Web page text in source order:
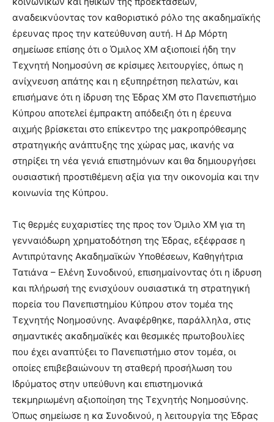
αναδεικνύοντας τον καθοριστικό ρόλο της ακαδημαϊκής
έρευνας προς την κατεύθυνση αυτή. Η Δρ Μόρτη
σημείωσε επίσης ότι ο Όμιλος XM αξιοποιεί ήδη την
Τεχνητή Νοημοσύνη σε κρίσιμες λειτουργίες, όπως η
ανίχνευση απάτης και η εξυπηρέτηση πελατών, και
επισήμανε ότι η ίδρυση της Έδρας ΧΜ στο Πανεπιστήμιο
Κύπρου αποτελεί έμπρακτη απόδειξη ότι η έρευνα
αιχμής βρίσκεται στο επίκεντρο της μακροπρόθεσμης
στρατηγικής ανάπτυξης της χώρας μας, ικανής να
στηρίξει τη νέα γενιά επιστημόνων και θα δημιουργήσει
ουσιαστική προστιθέμενη αξία για την οικονομία και την
κοινωνία της Κύπρου.
Τις θερμές ευχαριστίες της προς τον Όμιλο ΧΜ για τη
γενναιόδωρη χρηματοδότηση της Έδρας, εξέφρασε η
Αντιπρύτανης Ακαδημαϊκών Υποθέσεων, Καθηγήτρια
Τατιάνα – Ελένη Συνοδινού, επισημαίνοντας ότι η ίδρυση
και πλήρωσή της ενισχύουν ουσιαστικά τη στρατηγική
πορεία του Πανεπιστημίου Κύπρου στον τομέα της
Τεχνητής Νοημοσύνης. Αναφέρθηκε, παράλληλα, στις
σημαντικές ακαδημαϊκές και θεσμικές πρωτοβουλίες
που έχει αναπτύξει το Πανεπιστήμιο στον τομέα, οι
οποίες επιβεβαιώνουν τη σταθερή προσήλωση του
Ιδρύματος στην υπεύθυνη και επιστημονικά
τεκμηριωμένη αξιοποίηση της Τεχνητής Νοημοσύνης.
Όπως σημείωσε η κα Συνοδινού, η λειτουργία της Έδρας